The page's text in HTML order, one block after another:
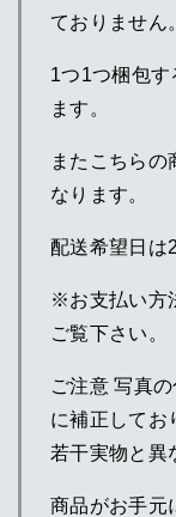
ておりません。
1つ1つ梱包す
ます。
またこちらの
なります。
配送希望日は
※お支払い方
ご覧下さい。
ご注意 写真
に補正してお
若干実物と異
商品がお手元